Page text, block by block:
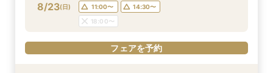
フェアを予約
フェアを予約
フェアを予約
フェアを予約
フェアを予約
フェアを予約
フェアを予約
8/23(日)
11:00〜
14:30〜
18:00〜
フェアを予約